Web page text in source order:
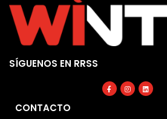
SÍGUENOS EN RRSS
Facebook-
f
Instagram
CONTACTO